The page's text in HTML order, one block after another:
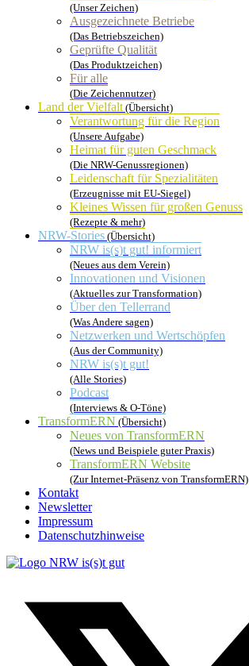
(Unser Zeichen)
Ausgezeichnete Betriebe
(Das Betriebszeichen)
Geprüfte Qualität
(Das Produktzeichen)
Für alle
(Die Zeichennutzer)
Land der Vielfalt(Übersicht)
Verantwortung für die Region
(Unsere Aufgabe)
Heimat für guten Geschmack
(Die NRW-Genussregionen)
Leidenschaft für Spezialitäten
(Erzeugnisse mit EU-Siegel)
Kleines Wissen für großen Genuss
(Rezepte & mehr)
NRW-Stories (Übersicht)
NRW is(s)t gut! informiert
(Neues aus dem Verein)
Innovationen und Visionen
(Aktuelles zur Transformation)
Über den Tellerrand
(Was Andere sagen)
Netzwerken und Wertschöpfen
(Aus der Community)
NRW is(s)t gut!
(Alle Stories)
Podcast
(Interviews & O-Töne)
TransformERN (Übersicht)
Neues von TransformERN
(News und Beispiele guter Praxis)
TransformERN Website
(Zur Internet-Präsenz von TransformERN)
Kontakt
Newsletter
Impressum
Datenschutzhinweise